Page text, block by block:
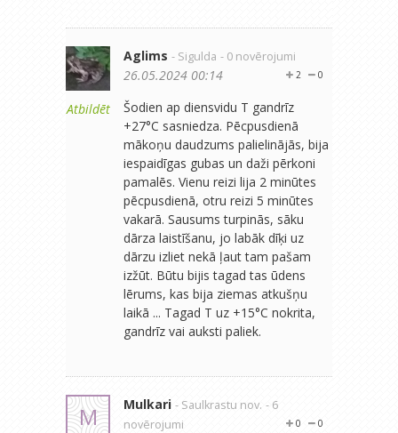
Atbildēt
Aglims - Sigulda - 0 novērojumi
0
2
26.05.2024 00:14
Šodien ap diensvidu T gandrīz
+27°C sasniedza. Pēcpusdienā
mākoņu daudzums palielinājās, bija
iespaidīgas gubas un daži pērkoni
pamalēs. Vienu reizi lija 2 minūtes
pēcpusdienā, otru reizi 5 minūtes
vakarā. Sausums turpinās, sāku
dārza laistīšanu, jo labāk dīķi uz
dārzu izliet nekā ļaut tam pašam
izžūt. Būtu bijis tagad tas ūdens
lērums, kas bija ziemas atkušņu
laikā ... Tagad T uz +15°C nokrita,
gandrīz vai auksti paliek.
M Mulkari - Saulkrastu nov. - 6
novērojumi
0
0